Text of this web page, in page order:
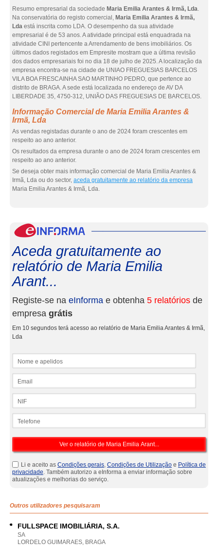
Resumo empresarial da sociedade Maria Emilia Arantes & Irmã, Lda.
Na conservatória do registo comercial, Maria Emilia Arantes & Irmã,
Lda está inscrita como LDA. O desempenho da sua atividade
empresarial é de 53 anos. A atividade principal está enquadrada na
atividade CINI pertencente a Arrendamento de bens imobiliários. Os
últimos dados registados em Empresite mostram que a última revisão
dos dados empresariais foi no dia 18 de julho de 2025. A localização da
empresa encontra-se na cidade de UNIAO FREGUESIAS BARCELOS
VILA BOA FRESCAINHA SAO MARTINHO PEDRO, que pertence ao
distrito de BRAGA. A sede está localizada no endereço de AV DA
LIBERDADE 35, 4750-312, UNIÃO DAS FREGUESIAS DE BARCELOS.
Informação Comercial de Maria Emilia Arantes &
Irmã, Lda
As vendas registadas durante o ano de 2024 foram crescentes em
respeito ao ano anterior.
Os resultados da empresa durante o ano de 2024 foram crescentes em
respeito ao ano anterior.
Se deseja obter mais informação comercial de Maria Emilia Arantes &
Irmã, Lda ou do sector, aceda gratuitamente ao relatório da empresa
Maria Emilia Arantes & Irmã, Lda.
Aceda gratuitamente ao
relatório de Maria Emilia
Arant...
Registe-se na eInforma e obtenha 5 relatórios de
empresa grátis
Em 10 segundos terá acesso ao relatório de Maria Emilia Arantes & Irmã,
Lda
Li e aceito as Condições gerais, Condições de Utilização e Política de
privacidade. Também autorizo a eInforma a enviar informação sobre
atualizações e melhorias do serviço.
Outros utilizadores pesquisaram
FULLSPACE IMOBILIÁRIA, S.A.
SA
LORDELO GUIMARAES, BRAGA